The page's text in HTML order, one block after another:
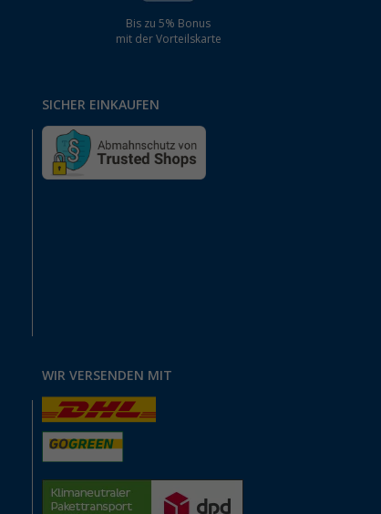
Bis zu 5% Bonus
mit der Vorteilskarte
SICHER EINKAUFEN
WIR VERSENDEN MIT